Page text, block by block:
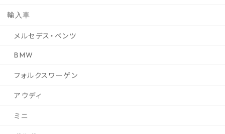
輸入車
メルセデス・ベンツ
BMW
フォルクスワーゲン
アウディ
ミニ